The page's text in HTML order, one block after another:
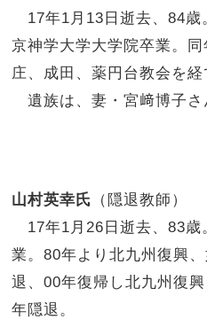
17年1月13日逝去、84歳
京神学大学大学院卒業。
庄、成田、薬円台教会を経
遺族は、妻・宮﨑博子さ
山村英幸氏
（隠退教師）
17年1月26日逝去、83歳
業。80年より北九州復興
退、00年復帰し北九州復
年隠退。